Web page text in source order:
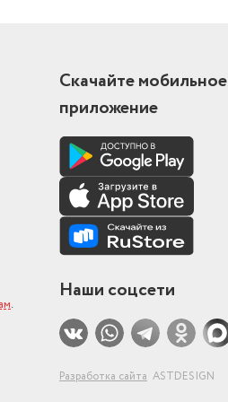
.
Скачайте мобильное
приложение
Наши соцсети
Разработка сайта ASTDESIGN